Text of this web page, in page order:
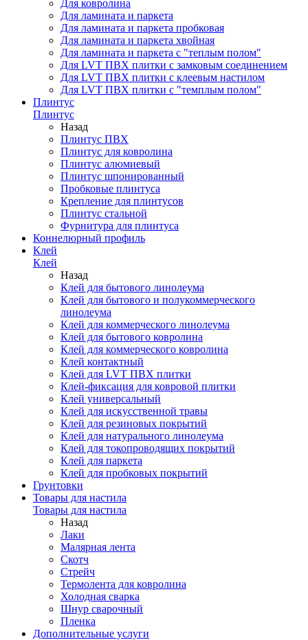
Для ковролина
Для ламината и паркета
Для ламината и паркета пробковая
Для ламината и паркета хвойная
Для ламината и паркета с "теплым полом"
Для LVT ПВХ плитки с замковым соединением
Для LVT ПВХ плитки с клеевым настилом
Для LVT ПВХ плитки с "темплым полом"
Плинтус
Плинтус
Назад
Плинтус ПВХ
Плинтус для ковролина
Плинтус алюмиевый
Плинтус шпонированный
Пробковые плинтуса
Крепление для плинтусов
Плинтус стальной
Фурнитура для плинтуса
Коннелюрный профиль
Клей
Клей
Назад
Клей для бытового линолеума
Клей для бытового и полукоммерческого
линолеума
Клей для коммерческого линолеума
Клей для бытового ковролина
Клей для коммерческого ковролина
Клей контактный
Клей для LVT ПВХ плитки
Клей-фиксация для ковровой плитки
Клей универсальный
Клей для искусственной травы
Клей для резиновых покрытий
Клей для натурального линолеума
Клей для токопроводящих покрытий
Клей для паркета
Клей для пробковых покрытий
Грунтовки
Товары для настила
Товары для настила
Назад
Лаки
Малярная лента
Скотч
Стрейч
Термолента для ковролина
Холодная сварка
Шнур сварочный
Пленка
Дополнительные услуги